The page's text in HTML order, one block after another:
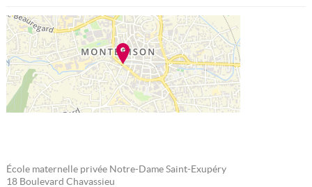
École maternelle privée Notre-Dame Saint-Exupéry
18 Boulevard Chavassieu